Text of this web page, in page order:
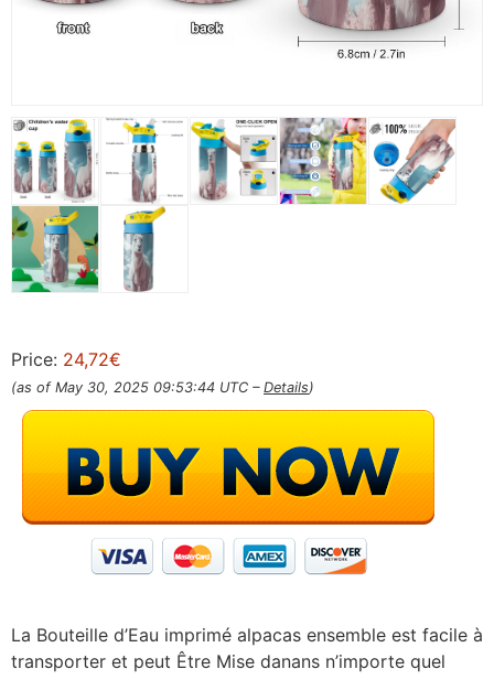
Price: 24,72€
(as of May 30, 2025 09:53:44 UTC – Details)
La Bouteille d’Eau imprimé alpacas ensemble est facile à
transporter et peut Être Mise danans n’importe quel